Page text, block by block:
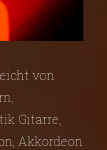
von
Gitarre,
Akkordeon